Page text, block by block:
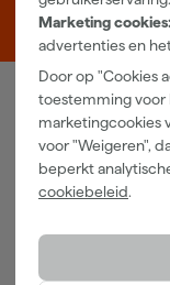
Marketing cookies:
advertenties en
Door op "Cookies
toestemming voor
marketingcookies
voor "Weigeren",
beperkt
cookiebeleid.
5048 AN Tilburg
Verfwebwinkel
Gereedschappen
Grondverf en primer